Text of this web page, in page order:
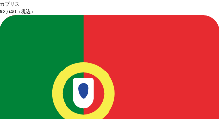
カブリス
¥2,640（税込）